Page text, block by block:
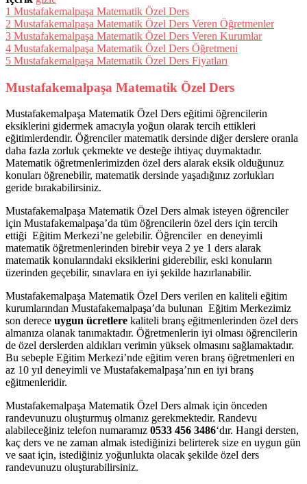
1 Mustafakemalpaşa Matematik Özel Ders
2 Mustafakemalpaşa Matematik Özel Ders Veren Öğretmenler
3 Mustafakemalpaşa Matematik Özel Ders Veren Kurumlar
4 Mustafakemalpaşa Matematik Özel Ders Öğretmeni
5 Mustafakemalpaşa Matematik Özel Ders Fiyatları
Mustafakemalpaşa Matematik Özel Ders
Mustafakemalpaşa Matematik Özel Ders eğitimi öğrencilerin
eksiklerini gidermek amacıyla yoğun olarak tercih ettikleri
eğitimlerdendir. Öğrenciler matematik dersinde diğer derslere oranla
daha fazla zorluk çekmekte ve desteğe ihtiyaç duymaktadır.
Matematik öğretmenlerimizden özel ders alarak eksik olduğunuz
konuları öğrenebilir, matematik dersinde yaşadığınız zorlukları
geride bırakabilirsiniz.
Mustafakemalpaşa Matematik Özel Ders almak isteyen öğrenciler
için Mustafakemalpaşa’da tüm öğrencilerin özel ders için tercih
ettiği Eğitim Merkezi’ne gelebilir. Öğrenciler en deneyimli
matematik öğretmenlerinden birebir veya 2 ye 1 ders alarak
matematik konularındaki eksiklerini giderebilir, eski konuların
üzerinden geçebilir, sınavlara en iyi şekilde hazırlanabilir.
Mustafakemalpaşa Matematik Özel Ders verilen en kaliteli eğitim
kurumlarından Mustafakemalpaşa’da bulunan Eğitim Merkezimiz
son derece uygun ücretlere kaliteli branş eğitmenlerinden özel ders
almanıza olanak tanımaktadır. Öğretmenlerin iyi olması öğrencilerin
de özel derslerden aldıkları verimin yüksek olmasını sağlamaktadır.
Bu sebeple Eğitim Merkezi’nde eğitim veren branş öğretmenleri en
az 10 yıl deneyimli ve Mustafakemalpaşa’nın en iyi branş
eğitmenleridir.
Mustafakemalpaşa Matematik Özel Ders almak için önceden
randevunuzu oluşturmuş olmanız gerekmektedir. Randevu
alabileceğiniz telefon numaramız 0533 456 3486‘dır. Hangi dersten,
kaç ders ve ne zaman almak istediğinizi belirterek size en uygun gün
ve saat için, istediğiniz yoğunlukta olacak şekilde özel ders
randevunuzu oluşturabilirsiniz.